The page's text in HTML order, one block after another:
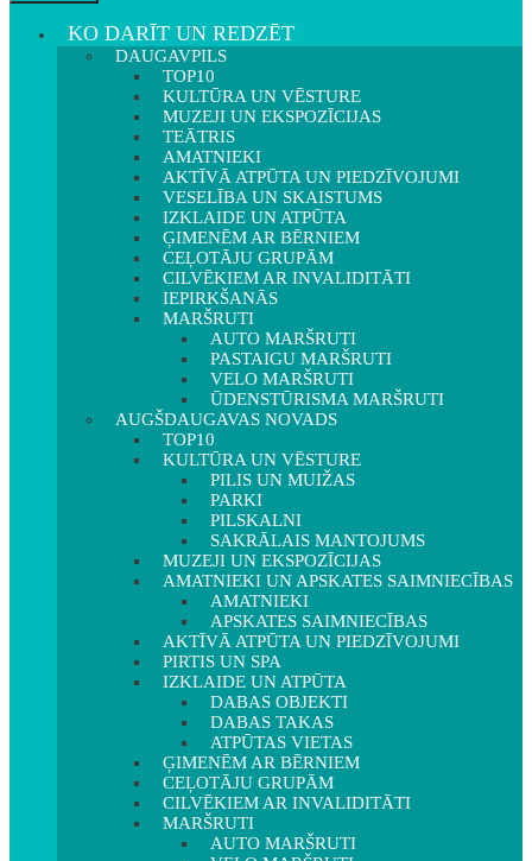
KO DARĪT UN REDZĒT
DAUGAVPILS
TOP10
KULTŪRA UN VĒSTURE
MUZEJI UN EKSPOZĪCIJAS
TEĀTRIS
AMATNIEKI
AKTĪVĀ ATPŪTA UN PIEDZĪVOJUMI
VESELĪBA UN SKAISTUMS
IZKLAIDE UN ATPŪTA
ĢIMENĒM AR BĒRNIEM
CEĻOTĀJU GRUPĀM
CILVĒKIEM AR INVALIDITĀTI
IEPIRKŠANĀS
MARŠRUTI
AUTO MARŠRUTI
PASTAIGU MARŠRUTI
VELO MARŠRUTI
ŪDENSTŪRISMA MARŠRUTI
AUGŠDAUGAVAS NOVADS
TOP10
KULTŪRA UN VĒSTURE
PILIS UN MUIŽAS
PARKI
PILSKALNI
SAKRĀLAIS MANTOJUMS
MUZEJI UN EKSPOZĪCIJAS
AMATNIEKI UN APSKATES SAIMNIECĪBAS
AMATNIEKI
APSKATES SAIMNIECĪBAS
AKTĪVĀ ATPŪTA UN PIEDZĪVOJUMI
PIRTIS UN SPA
IZKLAIDE UN ATPŪTA
DABAS OBJEKTI
DABAS TAKAS
ATPŪTAS VIETAS
ĢIMENĒM AR BĒRNIEM
CEĻOTĀJU GRUPĀM
CILVĒKIEM AR INVALIDITĀTI
MARŠRUTI
AUTO MARŠRUTI